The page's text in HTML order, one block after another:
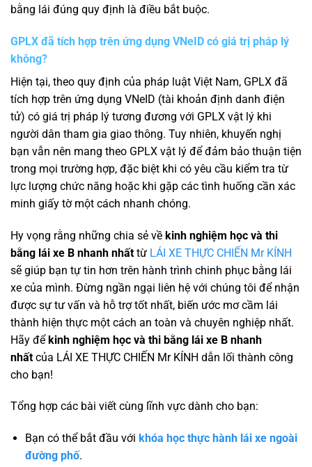
bằng lái đúng quy định là điều bắt buộc.
GPLX đã tích hợp trên ứng dụng VNeID có giá trị pháp lý
không?
Hiện tại, theo quy định của pháp luật Việt Nam, GPLX đã
tích hợp trên ứng dụng VNeID (tài khoản định danh điện
tử) có giá trị pháp lý tương đương với GPLX vật lý khi
người dân tham gia giao thông. Tuy nhiên, khuyến nghị
bạn vẫn nên mang theo GPLX vật lý để đảm bảo thuận tiện
trong mọi trường hợp, đặc biệt khi có yêu cầu kiểm tra từ
lực lượng chức năng hoặc khi gặp các tình huống cần xác
minh giấy tờ một cách nhanh chóng.
Hy vọng rằng những chia sẻ về kinh nghiệm học và thi
bằng lái xe B nhanh nhất từ LÁI XE THỰC CHIẾN Mr KÍNH
sẽ giúp bạn tự tin hơn trên hành trình chinh phục bằng lái
xe của mình. Đừng ngần ngại liên hệ với chúng tôi để nhận
được sự tư vấn và hỗ trợ tốt nhất, biến ước mơ cầm lái
thành hiện thực một cách an toàn và chuyên nghiệp nhất.
Hãy đểkinh nghiệm học và thi bằng lái xe B nhanh
nhất của LÁI XE THỰC CHIẾN Mr KÍNH dẫn lối thành công
cho bạn!
Tổng hợp các bài viết cùng lĩnh vực dành cho bạn:
Bạn có thể bắt đầu với khóa học thực hành lái xe ngoài
đường phố.